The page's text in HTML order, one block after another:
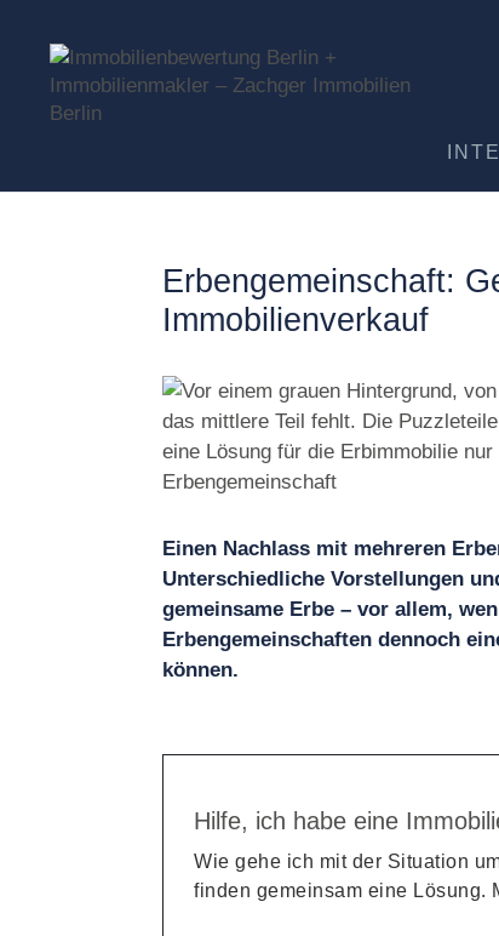
Erbengemeinschaft:
Immobilienverkauf
Einen Nachlass mit mehreren
Unterschiedliche Vorstellungen
gemeinsame Erbe – vor allem,
Erbengemeinschaften dennoch
können.
Hilfe, ich habe eine
Wie gehe ich mit der Situation
finden gemeinsam eine Lösung.